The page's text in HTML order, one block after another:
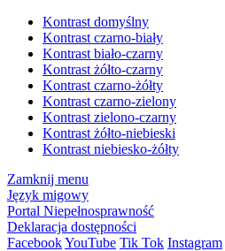
Kontrast domyślny
Kontrast czarno-biały
Kontrast biało-czarny
Kontrast żółto-czarny
Kontrast czarno-żółty
Kontrast czarno-zielony
Kontrast zielono-czarny
Kontrast żółto-niebieski
Kontrast niebiesko-żółty
Zamknij menu
Język migowy
Portal Niepełnosprawność
Deklaracja dostępności
FacebookYouTube Tik Tok Instagram